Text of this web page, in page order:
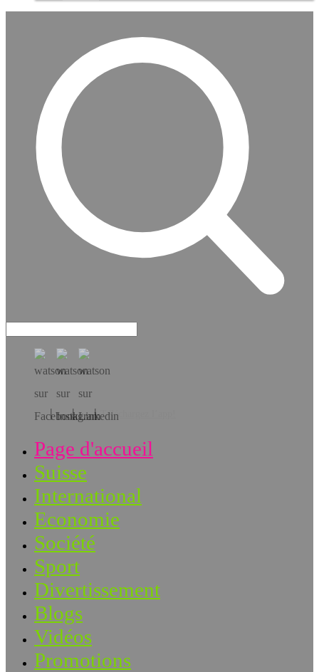
Téléchargez l’app!
Page d'accueil
Suisse
International
Economie
Société
Sport
Divertissement
Blogs
Vidéos
Promotions